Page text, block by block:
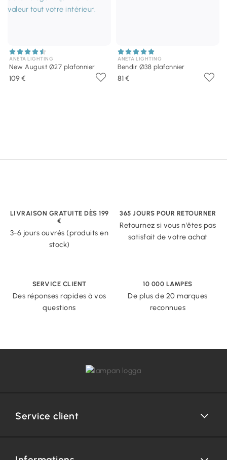
ANETA LIGHTING
New August Ø27 plafonnier
109 €
ANETA LIGHTING
Bendir Ø38 plafonnier
81 €
LIVRAISON GRATUITE DÈS 199
€
3-6 jours ouvrés (produits en
stock)
365 JOURS POUR RETOURNER
Retournez si vous n'êtes pas
satisfait de votre achat
SERVICE CLIENT
Des réponses rapides à vos
questions
10 000 LAMPES
De plus de 20 marques
reconnues
Service client